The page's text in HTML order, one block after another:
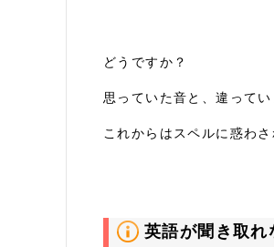
どうですか？
思っていた音と、違ってい
これからはスペルに惑わ
英語が聞き取れ